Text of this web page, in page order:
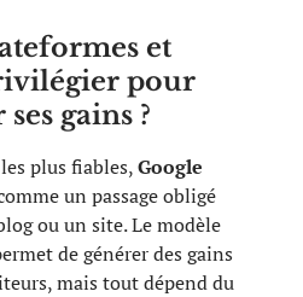
et
pour
gains ?
plus fiables,Google
un passage obligé
ou un site. Le modèle
de générer des gains
mais tout dépend du